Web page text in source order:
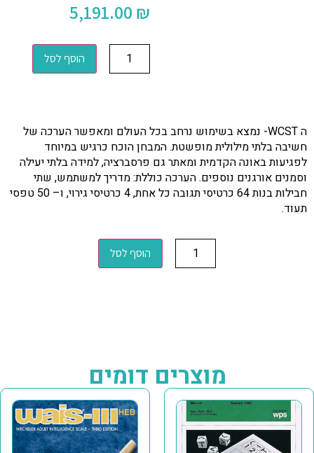
5,191.00 ₪
הוסף לסל
ה WCST- נמצא בשימוש נרחב בכל העולם ומאפשר הערכה של
חשיבה בלתי מילולית מופשטת. המבחן הוכח כרגיש במיוחד
לפגיעות באונה הקדמית ומאתר גם פרסברציה, למידה בלתי יעילה
וסמנים אורגנים נוספים. הערכה כוללת: מדריך למשתמש, שתי
חבילות בנות 64 כרטיסי תגובה כל אחת, 4 כרטיסי גירוי, ו– 50 טפסי
תעוד.
הוסף לסל
מוצרים דומים